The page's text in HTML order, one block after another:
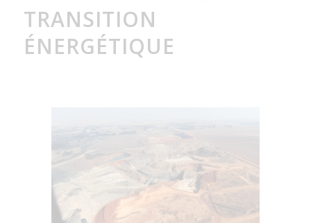
TRANSITION
ÉNERGÉTIQUE